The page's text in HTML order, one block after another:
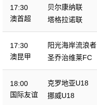
17:30
澳首超
贝尔康纳联
塔格拉诺联
17:30
澳昆甲
阳光海岸流浪者
圣乔治维莱FC
18:00
国际友谊
克罗地亚U18
挪威U18